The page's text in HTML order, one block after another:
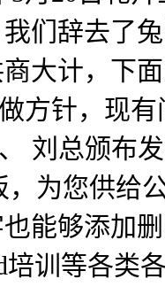
们辞去了
大计，下
方针，现
刘总颁布
，为您供给
能够添加
训等各类